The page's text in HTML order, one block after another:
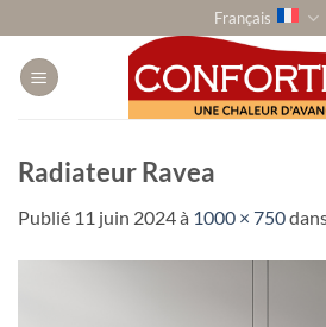
au
contenu
Français
Radiateur Ravea
Publié 11 juin 2024à 1000 × 750